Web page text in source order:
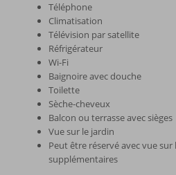
Téléphone
Climatisation
Télévision par satellite
Réfrigérateur
Wi-Fi
Baignoire avec douche
Toilette
Sèche-cheveux
Balcon ou terrasse avec sièges
Vue sur le jardin
Peut être réservé avec vue
supplémentaires